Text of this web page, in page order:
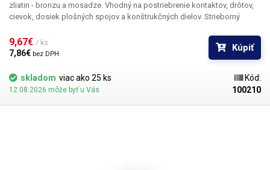
zliatin - bronzu a mosadze. Vhodný na postriebrenie kontaktov, drôtov,
cievok, dosiek plošných spojov a konštrukčných dielov. Strieborný
korózii.
9,67€ / ks
7,86€ bez DPH
Kúpiť
skladom viac ako 25 ks
12.08.2026 môže byť u Vás
Kód:
100210